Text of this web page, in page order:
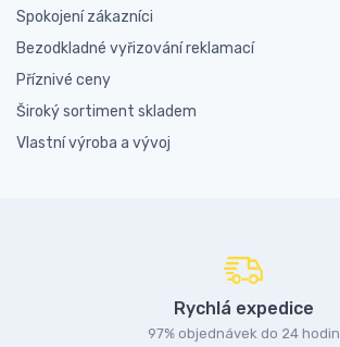
Spokojení zákazníci
Bezodkladné vyřizování reklamací
Příznivé ceny
Široký sortiment skladem
Vlastní výroba a vývoj
Rychlá expedice
97% objednávek do 24 hodin